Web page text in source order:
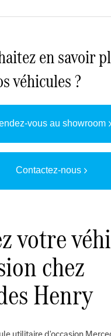
essai
en savoir
véhicules ?
vous au showroom
Contactez-nous
votre
chez
Henry